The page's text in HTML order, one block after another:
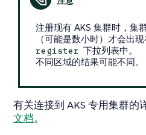
注册现有 AKS 集群时，集
（可能是数小时）才会出现
register 下拉列表中。
不同区域的结果可能不同。
有关连接到 AKS 专用集群的
文档。